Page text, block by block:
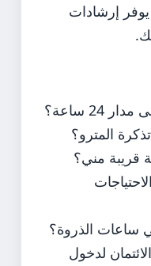
إرشادات
ساعة؟
المترو؟
قريبة مني؟
ساعات الذروة؟
لدخول